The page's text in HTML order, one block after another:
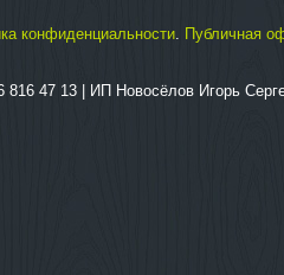
конфиденциальности. Публичная
816 47 13 | ИП Новосёлов Игорь